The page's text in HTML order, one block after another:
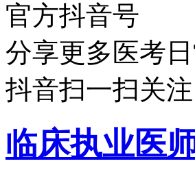
官方抖音号
分享更多医考
抖音扫一扫关注
临床执业医